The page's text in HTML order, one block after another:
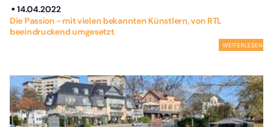
14.04.2022
Die Passion - mit vielen bekannten Künstlern, von RTL
beeindruckend umgesetzt
WEITERLESEN